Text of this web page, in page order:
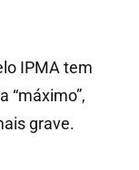
IPMA tem
“máximo”,
grave.